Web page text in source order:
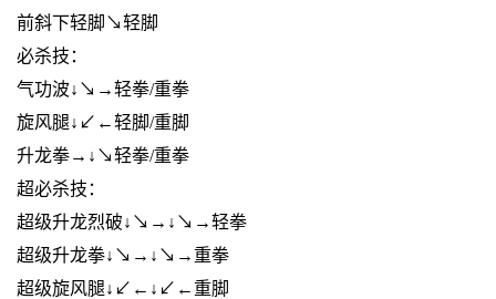
前斜下轻脚↘轻脚
必杀技：
气功波↓↘→轻拳/重拳
旋风腿↓↙←轻脚/重脚
升龙拳→↓↘轻拳/重拳
超必杀技：
超级升龙烈破↓↘→↓↘→轻拳
超级升龙拳↓↘→↓↘→重拳
超级旋风腿↓↙←↓↙←重脚